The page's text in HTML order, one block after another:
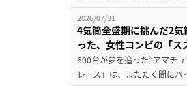
2026/07/31
4気筒全盛期に挑んだ2
った、女性コンビの「
600台が夢を追った”アマチ
レース」は、またたく間に